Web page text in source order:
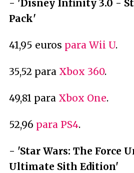
- 'Disney Infinity 3.0 -
Pack'
41,95 euros para Wii U.
35,52 para Xbox 360.
49,81 para Xbox One.
52,96 para PS4.
- 'Star Wars: The Force
Ultimate Sith Edition'